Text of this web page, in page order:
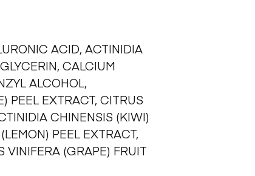
ACID, ACTINIDIA
CALCIUM
ALCOHOL,
PEEL EXTRACT, CITRUS
CHINENSIS (KIWI)
PEEL EXTRACT,
VINIFERA (GRAPE) FRUIT